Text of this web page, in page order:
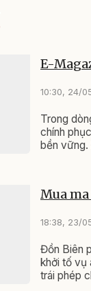
E-
10:30, 24/
Trong
chính
bền
Mua
18:38, 23/
Đồn Biên
khởi tố vụ
trái phép